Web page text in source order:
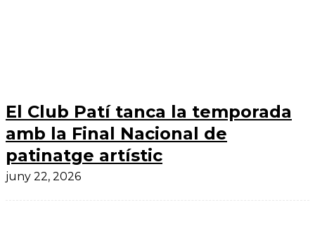
El Club Patí tanca la temporada
amb la Final Nacional de
patinatge artístic
juny 22, 2026